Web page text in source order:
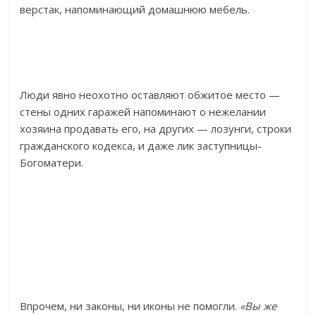
верстак, напоминающий домашнюю мебель.
Люди явно неохотно оставляют обжитое место —
стены одних гаражей напоминают о нежелании
хозяина продавать его, на других — лозунги, строки
гражданского кодекса, и даже лик заступницы-
Богоматери.
Впрочем, ни законы, ни иконы не помогли. «Вы же